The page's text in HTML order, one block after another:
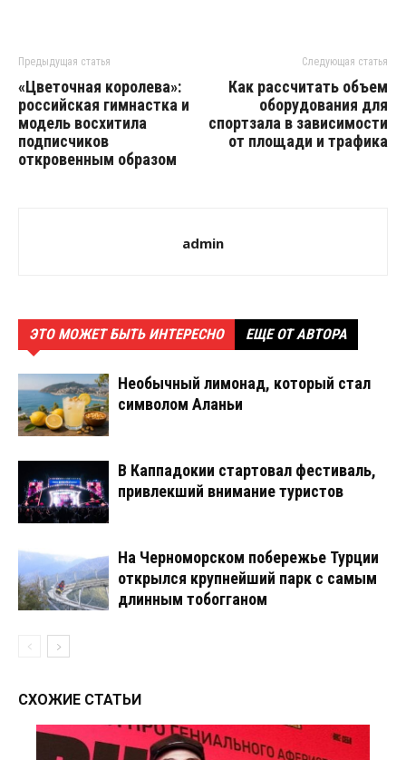
Предыдущая статья
«Цветочная королева»:
российская гимнастка и
модель восхитила
подписчиков
откровенным образом
Следующая статья
Как рассчитать объем
оборудования для
спортзала в зависимости
от площади и трафика
admin
ЭТО МОЖЕТ БЫТЬ ИНТЕРЕСНО ЕЩЕ ОТ АВТОРА
Необычный лимонад, который стал
символом Аланьи
В Каппадокии стартовал фестиваль,
привлекший внимание туристов
На Черноморском побережье Турции
открылся крупнейший парк с самым
длинным тобогганом
СХОЖИЕ СТАТЬИ